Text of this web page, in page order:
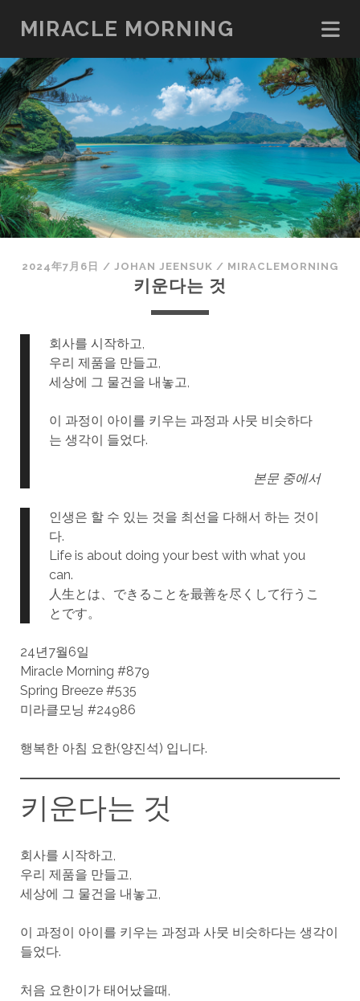
MIRACLE MORNING
2024年7月6日 / JOHAN JEENSUK / MIRACLEMORNING
키운다는 것
회사를 시작하고,
우리 제품을 만들고,
세상에 그 물건을 내놓고,
이 과정이 아이를 키우는 과정과 사뭇 비슷하다
는 생각이 들었다.
본문 중에서
인생은 할 수 있는 것을 최선을 다해서 하는 것이
다.
Life is about doing your best with what you
can.
人生とは、できることを最善を尽くして行うこ
とです。
24년7월6일
Miracle Morning #879
Spring Breeze #535
미라클모닝 #24986
행복한 아침 요한(양진석) 입니다.
키운다는 것
회사를 시작하고,
우리 제품을 만들고,
세상에 그 물건을 내놓고,
이 과정이 아이를 키우는 과정과 사뭇 비슷하다는 생각이
들었다.
처음 요한이가 태어났을때,